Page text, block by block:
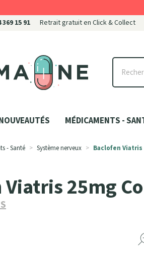
369 15 91 Retrait gratuit en Click & Collect
en ligne à votre service
MÉDICAMENTS -
- Santé Système nerveux Baclofen Viatris
25mg